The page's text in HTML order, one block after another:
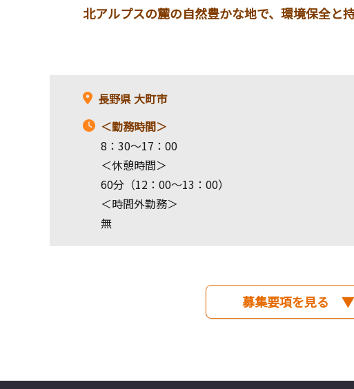
北アルプスの麓の自然豊かな地で、環境保全と
長野県大町市
＜勤務時間＞
8：30～17：00
＜休憩時間＞
60分（12：00～13：00）
＜時間外勤務＞
無
募集要項を見